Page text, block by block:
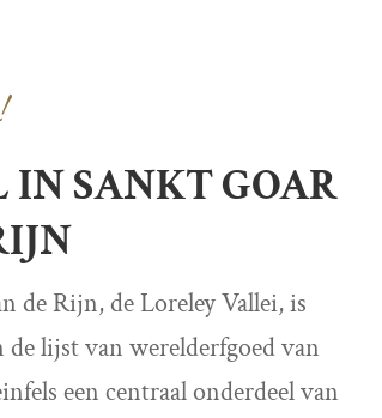
IN SANKT GOAR
de Rijn, de Loreley Vallei, is
de lijst van werelderfgoed van
een centraal onderdeel van